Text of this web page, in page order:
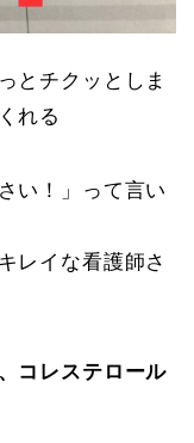
とチクッとしま
れる
い！」って言い
レイな看護師さ
コレステロール